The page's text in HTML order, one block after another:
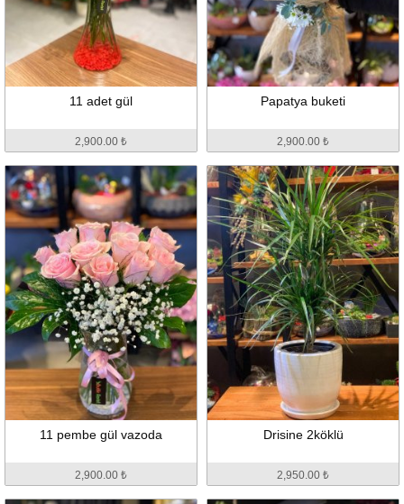
11 adet gül
2,900.00 ₺
Papatya buketi
2,900.00 ₺
11 pembe gül vazoda
2,900.00 ₺
Drisine 2köklü
2,950.00 ₺